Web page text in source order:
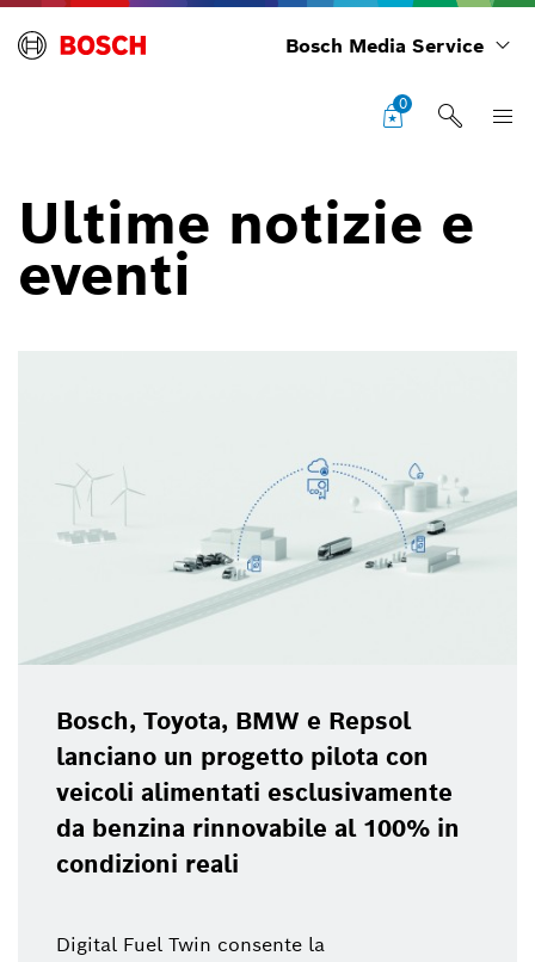
Bosch Media Service
0
Ultime notizie e
eventi
Bosch, Toyota, BMW e Repsol
lanciano un progetto pilota con
veicoli alimentati esclusivamente
da benzina rinnovabile al 100% in
condizioni reali
Digital Fuel Twin consente la